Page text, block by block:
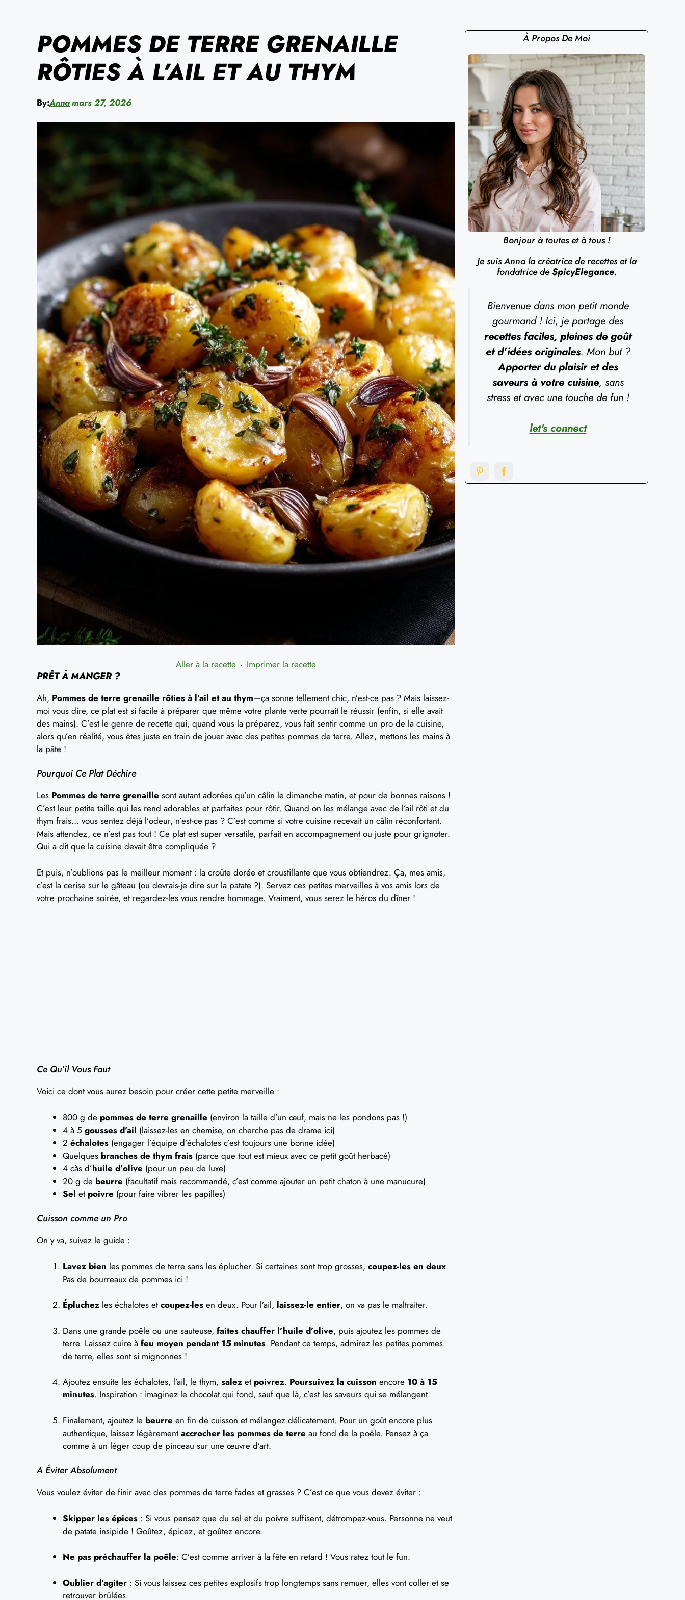
POMMES DE TERRE GRENAILLE
RÔTIES À L’AIL ET AU THYM
By:Annamars 27, 2026
Aller à la recette · Imprimer la recette
PRÊT À MANGER ?
Ah, Pommes de terre grenaille rôties à l’ail et au thym—ça sonne tellement chic, n’est-ce pas ? Mais laissez-
moi vous dire, ce plat est si facile à préparer que même votre plante verte pourrait le réussir (enfin, si elle avait
des mains). C’est le genre de recette qui, quand vous la préparez, vous fait sentir comme un pro de la cuisine,
alors qu’en réalité, vous êtes juste en train de jouer avec des petites pommes de terre. Allez, mettons les mains à
la pâte !
Pourquoi Ce Plat Déchire
Les Pommes de terre grenaille sont autant adorées qu’un câlin le dimanche matin, et pour de bonnes raisons !
C’est leur petite taille qui les rend adorables et parfaites pour rôtir. Quand on les mélange avec de l’ail rôti et du
thym frais… vous sentez déjà l’odeur, n’est-ce pas ? C’est comme si votre cuisine recevait un câlin réconfortant.
Mais attendez, ce n’est pas tout ! Ce plat est super versatile, parfait en accompagnement ou juste pour grignoter.
Qui a dit que la cuisine devait être compliquée ?
Et puis, n’oublions pas le meilleur moment : la croûte dorée et croustillante que vous obtiendrez. Ça, mes amis,
c’est la cerise sur le gâteau (ou devrais-je dire sur la patate ?). Servez ces petites merveilles à vos amis lors de
votre prochaine soirée, et regardez-les vous rendre hommage. Vraiment, vous serez le héros du dîner !
Ce Qu’il Vous Faut
Voici ce dont vous aurez besoin pour créer cette petite merveille :
800 g de pommes de terre grenaille (environ la taille d’un œuf, mais ne les pondons pas !)
4 à 5 gousses d’ail (laissez-les en chemise, on cherche pas de drame ici)
2 échalotes (engager l’équipe d’échalotes c’est toujours une bonne idée)
Quelques branches de thym frais (parce que tout est mieux avec ce petit goût herbacé)
4 càs d’huile d’olive (pour un peu de luxe)
20 g de beurre (facultatif mais recommandé, c’est comme ajouter un petit chaton à une manucure)
Sel et poivre (pour faire vibrer les papilles)
Cuisson comme un Pro
On y va, suivez le guide :
Lavez bien les pommes de terre sans les éplucher. Si certaines sont trop grosses, coupez-les en deux.
Pas de bourreaux de pommes ici !
Épluchez les échalotes et coupez-les en deux. Pour l’ail, laissez-le entier, on va pas le maltraiter.
Dans une grande poêle ou une sauteuse, faites chauffer l’huile d’olive, puis ajoutez les pommes de
terre. Laissez cuire à feu moyen pendant 15 minutes. Pendant ce temps, admirez les petites pommes
de terre, elles sont si mignonnes !
Ajoutez ensuite les échalotes, l’ail, le thym, salez et poivrez. Poursuivez la cuisson encore 10 à 15
minutes. Inspiration : imaginez le chocolat qui fond, sauf que là, c’est les saveurs qui se mélangent.
Finalement, ajoutez le beurre en fin de cuisson et mélangez délicatement. Pour un goût encore plus
authentique, laissez légèrement accrocher les pommes de terre au fond de la poêle. Pensez à ça
comme à un léger coup de pinceau sur une œuvre d’art.
A Éviter Absolument
Vous voulez éviter de finir avec des pommes de terre fades et grasses ? C’est ce que vous devez éviter :
Skipper les épices : Si vous pensez que du sel et du poivre suffisent, détrompez-vous. Personne ne veut
de patate insipide ! Goûtez, épicez, et goûtez encore.
Ne pas préchauffer la poêle: C’est comme arriver à la fête en retard ! Vous ratez tout le fun.
Oublier d’agiter : Si vous laissez ces petites explosifs trop longtemps sans remuer, elles vont coller et se
retrouver brûlées.
À Propos De Moi
Bonjour à toutes et à tous !
Je suis Anna la créatrice de recettes et la
fondatrice deSpicyElegance.
Bienvenue dans mon petit monde
gourmand ! Ici, je partage des
recettes faciles, pleines de goût
et d’idées originales. Mon but ?
Apporter du plaisir et des
saveurs à votre cuisine, sans
stress et avec une touche de fun !
let's connect